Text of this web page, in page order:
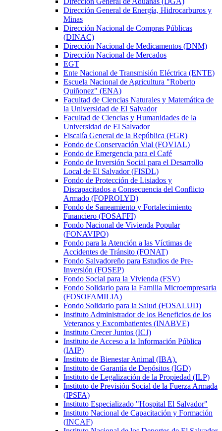
Dirección General de Energía, Hidrocarburos y
Minas
Dirección Nacional de Compras Públicas
(DINAC)
Dirección Nacional de Medicamentos (DNM)
Dirección Nacional de Mercados
EGT
Ente Nacional de Transmisión Eléctrica (ENTE)
Escuela Nacional de Agricultura "Roberto
Quiñonez" (ENA)
Facultad de Ciencias Naturales y Matemática de
la Universidad de El Salvador
Facultad de Ciencias y Humanidades de la
Universidad de El Salvador
Fiscalía General de la República (FGR)
Fondo de Conservación Vial (FOVIAL)
Fondo de Emergencia para el Café
Fondo de Inversión Social para el Desarrollo
Local de El Salvador (FISDL)
Fondo de Protección de Lisiados y
Discapacitados a Consecuencia del Conflicto
Armado (FOPROLYD)
Fondo de Saneamiento y Fortalecimiento
Financiero (FOSAFFI)
Fondo Nacional de Vivienda Popular
(FONAVIPO)
Fondo para la Atención a las Víctimas de
Accidentes de Tránsito (FONAT)
Fondo Salvadoreño para Estudios de Pre-
Inversión (FOSEP)
Fondo Social para la Vivienda (FSV)
Fondo Solidario para la Familia Microempresaria
(FOSOFAMILIA)
Fondo Solidario para la Salud (FOSALUD)
Instituto Administrador de los Beneficios de los
Veteranos y Excombatientes (INABVE)
Instituto Crecer Juntos (ICJ)
Instituto de Acceso a la Información Pública
(IAIP)
Instituto de Bienestar Animal (IBA).
Instituto de Garantía de Depósitos (IGD)
Instituto de Legalización de la Propiedad (ILP)
Instituto de Previsión Social de la Fuerza Armada
(IPSFA)
Instituto Especializado "Hospital El Salvador"
Instituto Nacional de Capacitación y Formación
(INCAF)